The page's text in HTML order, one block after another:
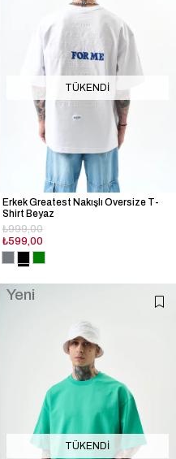
TÜKENDI
Erkek Greatest Nakışlı Oversize T-
Shirt Beyaz
₺599,00
₺999,00
TÜKENDI
Yeni